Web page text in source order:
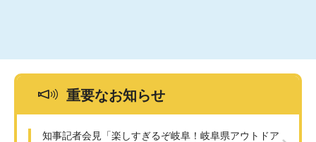
重要なお知らせ
知事記者会見「楽しすぎるぞ岐阜！岐阜県アウトドア